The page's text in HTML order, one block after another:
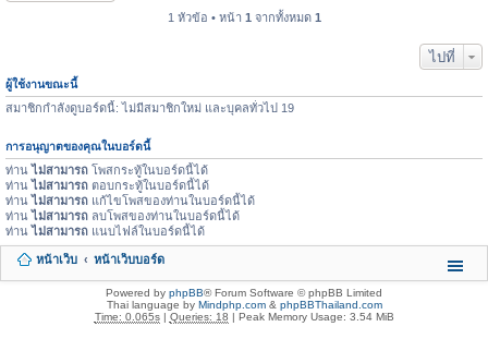
1 หัวข้อ • หน้า 1 จากทั้งหมด 1
ไปที่
ผู้ใช้งานขณะนี้
สมาชิกกำลังดูบอร์ดนี้: ไม่มีสมาชิกใหม่ และบุคลทั่วไป 19
การอนุญาตของคุณในบอร์ดนี้
ท่านไม่สามารถ โพสกระทู้ในบอร์ดนี้ได้
ท่านไม่สามารถ ตอบกระทู้ในบอร์ดนี้ได้
ท่านไม่สามารถ แก้ไขโพสของท่านในบอร์ดนี้ได้
ท่านไม่สามารถ ลบโพสของท่านในบอร์ดนี้ได้
ท่านไม่สามารถ แนบไฟล์ในบอร์ดนี้ได้
หน้าเว็บ หน้าเว็บบอร์ด
Powered by phpBB® Forum Software © phpBB Limited
Thai language by Mindphp.com& phpBBThailand.com
Time: 0.065s| Queries: 18 | Peak Memory Usage: 3.54 MiB